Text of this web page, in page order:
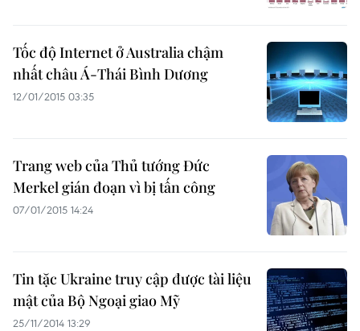
Tốc độ Internet ở Australia chậm
nhất châu Á-Thái Bình Dương
12/01/2015 03:35
Trang web của Thủ tướng Đức
Merkel gián đoạn vì bị tấn công
07/01/2015 14:24
Tin tặc Ukraine truy cập được tài liệu
mật của Bộ Ngoại giao Mỹ
25/11/2014 13:29